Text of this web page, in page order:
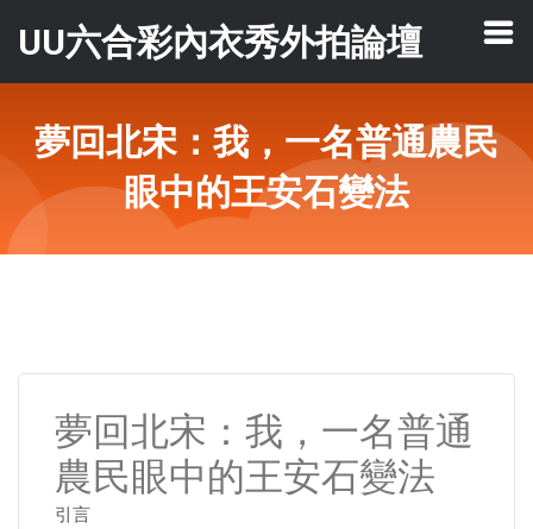
UU六合彩內衣秀外拍論壇
夢回北宋：我，一名普通農民
眼中的王安石變法
夢回北宋：我，一名普通
農民眼中的王安石變法
引言